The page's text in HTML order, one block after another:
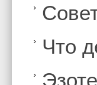
Что